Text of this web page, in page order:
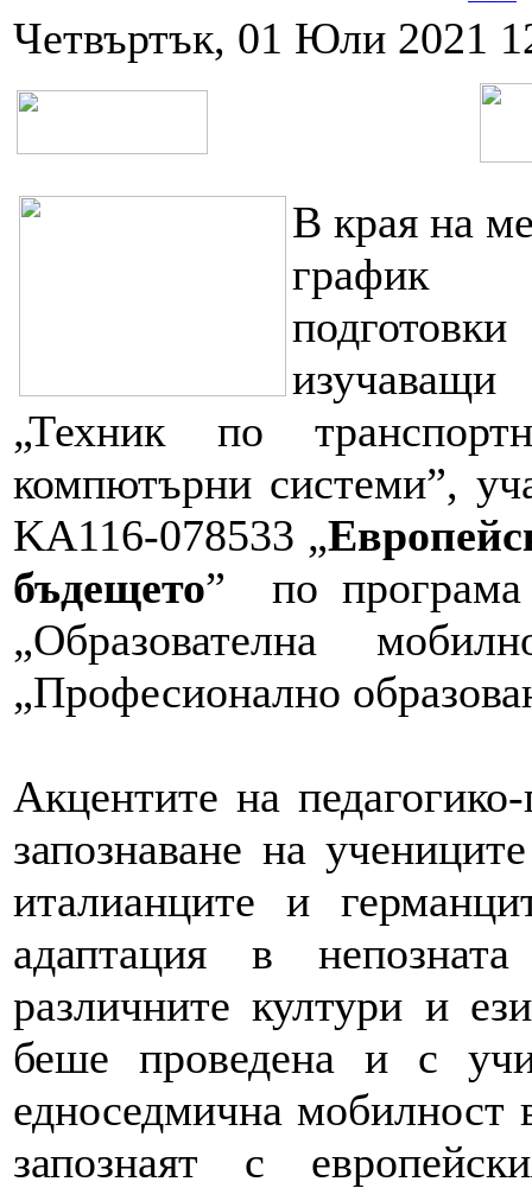
Четвъртък, 01 Юли 2021
В края на
график
изучаващи
„Техник по
компютърни системи”,
KA116-078533 „
бъдещето” по програма
„Образователна
„Професионално
Акцентите на
запознаване на
италианците и
адаптация в
различните култури и
беше проведена и с
едноседмична
запознаят с